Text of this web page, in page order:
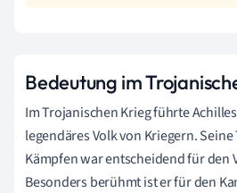
Bedeutung im
Im Trojanischen Krieg führte
legendäres Volk von Kriegern.
Kämpfen war entscheidend für den
Besonders berühmt ist er für den